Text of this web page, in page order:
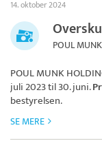
14. oktober 2024
POUL
POUL MUNK
juli 2023 til 30. juni.
bestyrelsen.
SE MERE